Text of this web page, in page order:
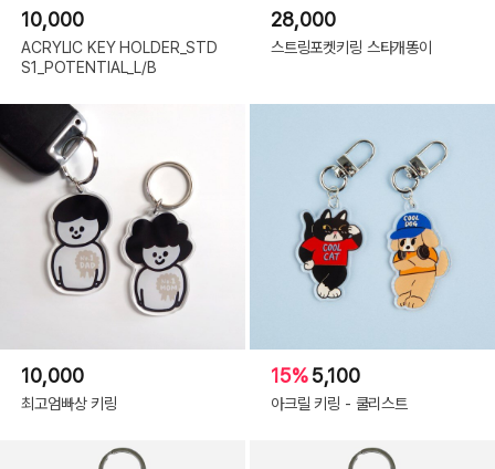
10,000
ACRYLIC KEY HOLDER_STD
S1_POTENTIAL_L/B
28,000
스트링포켓키링 스타개똥이
10,000
최고엄빠상 키링
15%5,100
아크릴 키링 - 쿨리스트